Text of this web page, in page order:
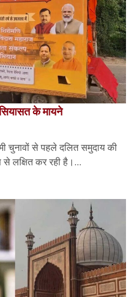
के मायने
चुनावों से पहले दलित समुदाय की
लक्षित कर रही है।...